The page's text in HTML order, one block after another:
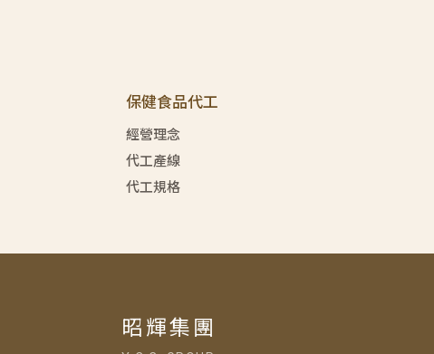
保健食品代工
經營理念
代工產線
代工規格
昭輝集團